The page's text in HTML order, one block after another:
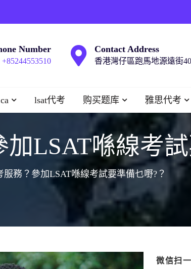
Number
+85244553510
Contact Address
香港灣仔區跑馬地源遠街
lsat代考 购买题库 雅思代考
LSAT喺線考
務？參加LSAT喺線考試要準備乜嘢?？
微信扫